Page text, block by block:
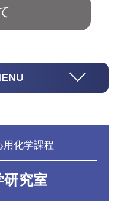
用化学課程
研究室